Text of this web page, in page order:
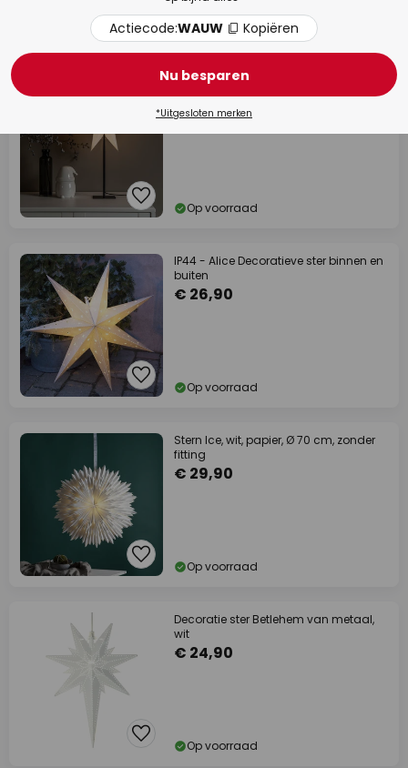
Op voorraad
Sfeerlamp papieren ster, 7 punten wit
hoogte 65 cm
€ 39,65
Op voorraad
IP44 - Alice Decoratieve ster binnen en
buiten
€ 26,90
Op voorraad
Stern Ice, wit, papier, Ø 70 cm, zonder
fitting
€ 29,90
Op voorraad
Decoratie ster Betlehem van metaal,
wit
€ 24,90
Op voorraad
Actiecode:WAUW Kopiëren
Nu besparen
*Uitgesloten merken